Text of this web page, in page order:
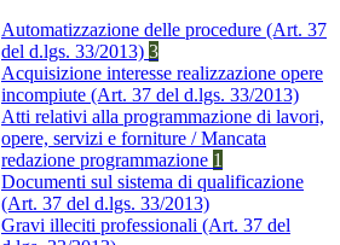
Automatizzazione delle procedure (Art. 37
del d.lgs. 33/2013) 3
Acquisizione interesse realizzazione opere
incompiute (Art. 37 del d.lgs. 33/2013)
Atti relativi alla programmazione di lavori,
opere, servizi e forniture / Mancata
redazione programmazione 1
Documenti sul sistema di qualificazione
(Art. 37 del d.lgs. 33/2013)
Gravi illeciti professionali (Art. 37 del